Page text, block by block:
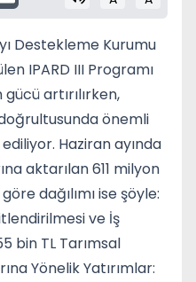
Destekleme Kurumu
IPARD III Programı
artırılırken,
önemli
Haziran ayında
aktarılan 611 milyon
dağılımı ise şöyle:
ve İş
bin TL Tarımsal
Yönelik Yatırımlar: